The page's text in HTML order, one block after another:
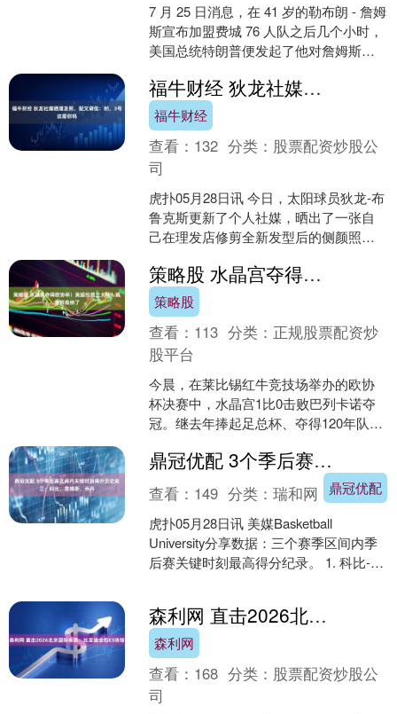
7 月 25 日消息，在 41 岁的勒布朗 - 詹姆
斯宣布加盟费城 76 人队之后几个小时，
美国总统特朗普便发起了他对詹姆斯的
福牛财经 狄龙社媒晒理发照，配文调侃：哟，3号这是你吗
福牛财经
查看： 132 分类： 股票配资炒股公
司
虎扑05月28日讯 今日，太阳球员狄龙-布
鲁克斯更新了个人社媒，晒出了一张自
己在理发店修剪全新发型后的侧颜照
你吗？” 狄龙....
策略股 水晶宫夺得欧协杯！英超包揽三大杯？就看阿森纳了
策略股
查看： 113 分类： 正规股票配资炒
股平台
今晨，在莱比锡红牛竞技场举办的欧协
杯决赛中，水晶宫1比0击败巴列卡诺夺
冠。继去年捧起足总杯、夺得120年队史
得了队史首座欧战奖....
鼎冠优配 3个季后赛区间内关键时刻得分历史前三：科比、詹姆斯、乔丹
鼎冠优配
查看： 149 分类：瑞和网
虎扑05月28日讯 美媒Basketball
University分享数据：三个赛季区间内季
后赛关键时刻最高得分纪录。 1. 科比-布
森利网 直击2026北京国际车展：比亚迪全包E3场馆
森利网
查看： 168 分类： 股票配资炒股公
司